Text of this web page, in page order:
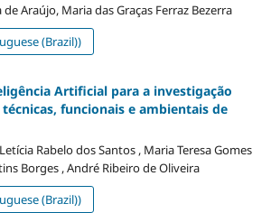
Araújo, Maria das Graças Ferraz Bezerra
(Brazil))
Artificial para a investigação
funcionais e ambientais de
Rabelo dos Santos , Maria Teresa Gomes
Borges , André Ribeiro de Oliveira
(Brazil))